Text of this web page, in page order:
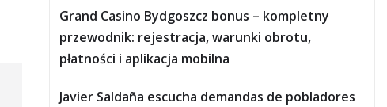
Grand Casino Bydgoszcz bonus – kompletny
przewodnik: rejestracja, warunki obrotu,
płatności i aplikacja mobilna
Javier Saldaña escucha demandas de pobladores